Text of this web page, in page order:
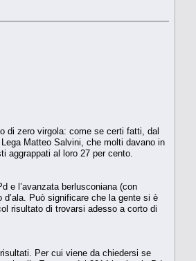
di zero virgola: come se certi fatti, dal
Matteo Salvini, che molti davano in
aggrappati al loro 27 per cento.
e l’avanzata berlusconiana (con
Può significare che la gente si è
risultato di trovarsi adesso a corto di
Per cui viene da chiedersi se